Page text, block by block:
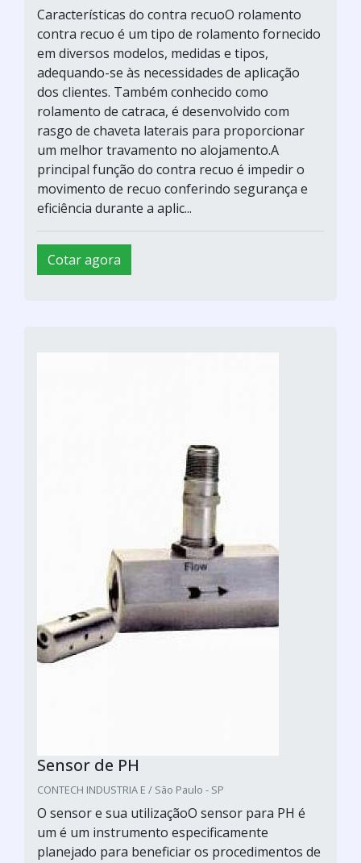
Características do contra recuoO rolamento
contra recuo é um tipo de rolamento fornecido
em diversos modelos, medidas e tipos,
adequando-se às necessidades de aplicação
dos clientes. Também conhecido como
rolamento de catraca, é desenvolvido com
rasgo de chaveta laterais para proporcionar
um melhor travamento no alojamento.A
principal função do contra recuo é impedir o
movimento de recuo conferindo segurança e
eficiência durante a aplic...
Cotar agora
Sensor de PH
CONTECH INDUSTRIA E / São Paulo - SP
O sensor e sua utilizaçãoO sensor para PH é
um é um instrumento especificamente
planejado para beneficiar os procedimentos de